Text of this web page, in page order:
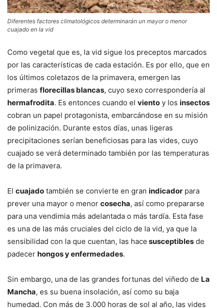
Diferentes factores climatológicos determinarán un mayor o menor
cuajado en la vid
Como vegetal que es, la vid sigue los preceptos marcados
por las características de cada estación. Es por ello, que en
los últimos coletazos de la primavera, emergen las
primeras florecillas blancas, cuyo sexo correspondería al
hermafrodita. Es entonces cuando el viento y los insectos
cobran un papel protagonista, embarcándose en su misión
de polinización. Durante estos días, unas ligeras
precipitaciones serían beneficiosas para las vides, cuyo
cuajado se verá determinado también por las temperaturas
de la primavera.
El cuajado también se convierte en gran indicador para
prever una mayor o menor cosecha, así como prepararse
para una vendimia más adelantada o más tardía. Esta fase
es una de las más cruciales del ciclo de la vid, ya que la
sensibilidad con la que cuentan, las hace susceptibles de
padecer hongos y enfermedades.
Sin embargo, una de las grandes fortunas del viñedo de La
Mancha, es su buena insolación, así como su baja
humedad. Con más de 3.000 horas de sol al año, las vides